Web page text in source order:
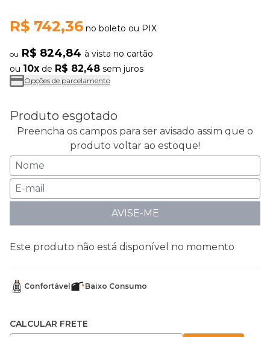
R$ 742,36 no boleto ou PIX
ou R$ 824,84 à vista no cartão
ou 10x de R$ 82,48 sem juros
Opções de parcelamento
Produto esgotado
Preencha os campos para ser avisado assim que o
produto voltar ao estoque!
AVISE-ME
Este produto não está disponível no momento
Confortável Baixo Consumo
CALCULAR FRETE